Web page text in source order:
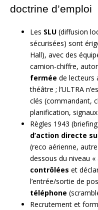
doctrine d’emploi
Les SLU (diffusion
sécurisées) sont
Hall), avec des
camion-chiffre,
fermée de lecteurs
théâtre ; l’ULTRA
clés (commandant,
planification,
Règles 1943
d’action directe
(reco aérienne,
dessous du niveau
contrôlées et
l’entrée/sortie de
téléphone
Recrutement et